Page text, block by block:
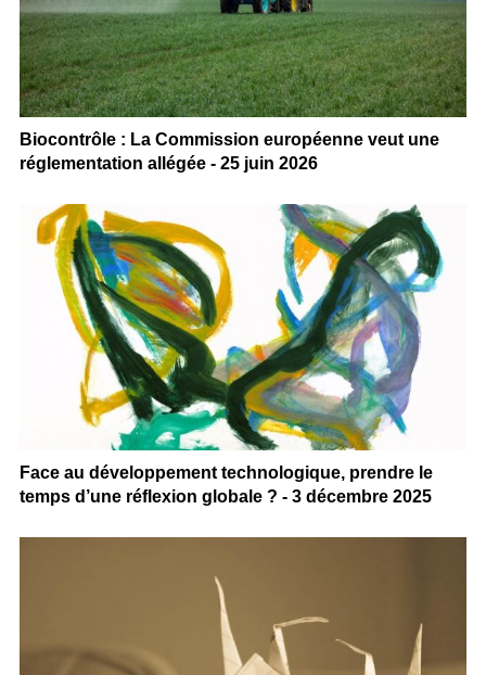
Biocontrôle : La Commission européenne veut une
réglementation allégée - 25 juin 2026
Face au développement technologique, prendre le
temps d’une réflexion globale ? - 3 décembre 2025